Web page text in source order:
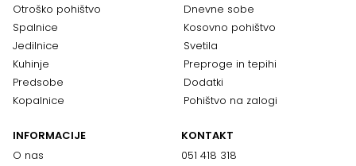
Otroško pohištvo
Spalnice
Jedilnice
Kuhinje
Predsobe
Kopalnice
Dnevne sobe
Kosovno pohištvo
Svetila
Preproge in tepihi
Dodatki
Pohištvo na zalogi
INFORMACIJE
O nas
KONTAKT
051 418 318